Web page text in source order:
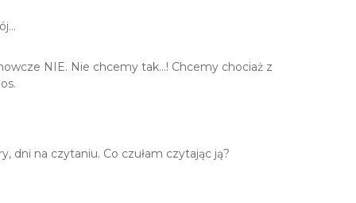
NIE. Nie chcemy tak…! Chcemy chociaż z
dni na czytaniu. Co czułam czytając ją?